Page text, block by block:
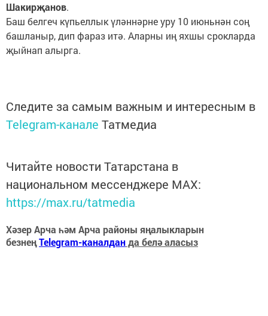
Шакирҗанов.
Баш белгеч күпьеллык үләннәрне уру 10 июньнән соң
башланыр, дип фараз итә. Аларны иң яхшы срокларда
җыйнап алырга.
Следите за самым важным и интересным в
Telegram-канале Татмедиа
Читайте новости Татарстана в
национальном мессенджере MАХ:
https://max.ru/tatmedia
Хәзер Арча һәм Арча районы яңалыкларын
безнеңTelegram-каналданда белә аласыз